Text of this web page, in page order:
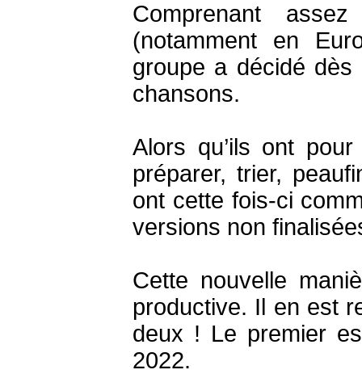
Comprenant
(notamment en
groupe a décidé
chansons.
Alors qu’ils ont
préparer, trier,
ont cette fois-ci
versions non
Cette nouvelle
productive. Il en est
deux ! Le premier
2022.